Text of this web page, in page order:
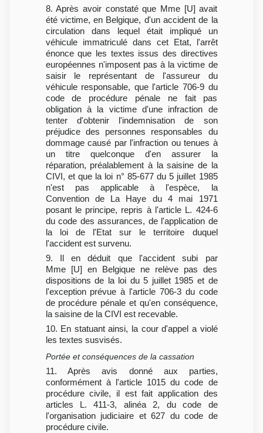
8. Après avoir constaté que Mme [U] avait
été victime, en Belgique, d'un accident de la
circulation dans lequel était impliqué un
véhicule immatriculé dans cet Etat, l'arrêt
énonce que les textes issus des directives
européennes n'imposent pas à la victime de
saisir le représentant de l'assureur du
véhicule responsable, que l'article 706-9 du
code de procédure pénale ne fait pas
obligation à la victime d'une infraction de
tenter d'obtenir l'indemnisation de son
préjudice des personnes responsables du
dommage causé par l'infraction ou tenues à
un titre quelconque d'en assurer la
réparation, préalablement à la saisine de la
CIVI, et que la loi n° 85-677 du 5 juillet 1985
n'est pas applicable à l'espèce, la
Convention de La Haye du 4 mai 1971
posant le principe, repris à l'article L. 424-6
du code des assurances, de l'application de
la loi de l'Etat sur le territoire duquel
l'accident est survenu.
9. Il en déduit que l'accident subi par
Mme [U] en Belgique ne relève pas des
dispositions de la loi du 5 juillet 1985 et de
l'exception prévue à l'article 706-3 du code
de procédure pénale et qu'en conséquence,
la saisine de la CIVI est recevable.
10. En statuant ainsi, la cour d'appel a violé
les textes susvisés.
Portée et conséquences de la cassation
11. Après avis donné aux parties,
conformément à l'article 1015 du code de
procédure civile, il est fait application des
articles L. 411-3, alinéa 2, du code de
l'organisation judiciaire et 627 du code de
procédure civile.